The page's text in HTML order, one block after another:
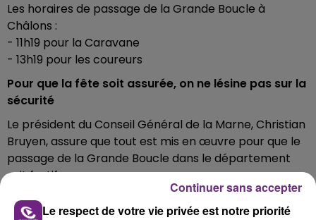
Les horaires de passage de la Grande Boucle à
Châlons :
- 11h19 pour la Caravane
- 13h19 pour les coureurs
Pour que la fête soit assurée, on ne lésine pas sur la
sécurité
Le président du Conseil Général de la Marne, Christian
Bruyen, assure que tout est mis en œuvre pour que le
passage de la Grande Boucle dans le département
soit festif.
Près d’un millier de représentants des forces de
sécurité seront mobilisées à cette occasion.
Le respect de votre vie privée est notre priorité
Continuer sans accepter